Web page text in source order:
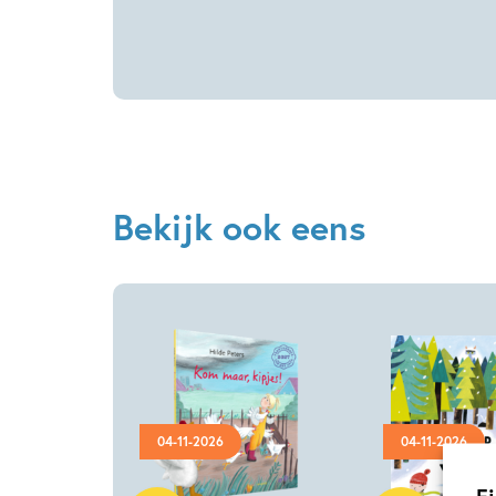
Bellón
Bellón
Bekijk ook eens
04-11-2026
Hardcover
04-11-2026
Hardcover